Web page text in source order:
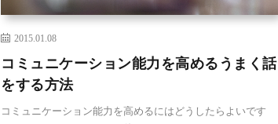
2015.01.08
コミュニケーション能力を高めるうまく話
をする方法
コミュニケーション能力を高めるにはどうしたらよいです